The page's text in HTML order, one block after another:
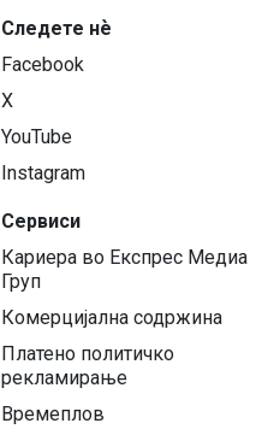
Следете нѐ
Facebook
X
YouTube
Instagram
Сервиси
Кариера во Експрес Медиа
Груп
Комерцијална содржина
Платено политичко
рекламирање
Времеплов